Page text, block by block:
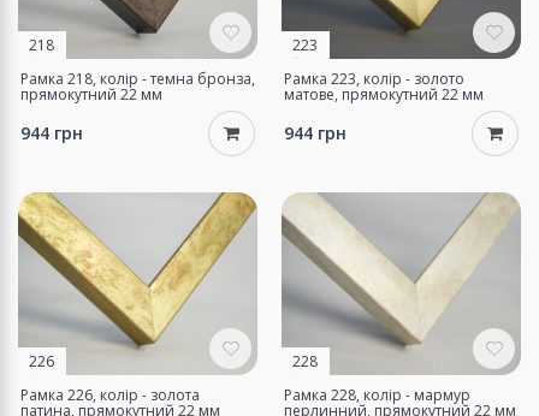
218
Рамка 218, колір - темна бронза,
прямокутний 22 мм
944 грн
223
Рамка 223, колір - золото
матове, прямокутний 22 мм
944 грн
226
Рамка 226, колір - золота
патина, прямокутний 22 мм
228
Рамка 228, колір - мармур
перлинний, прямокутний 22 мм